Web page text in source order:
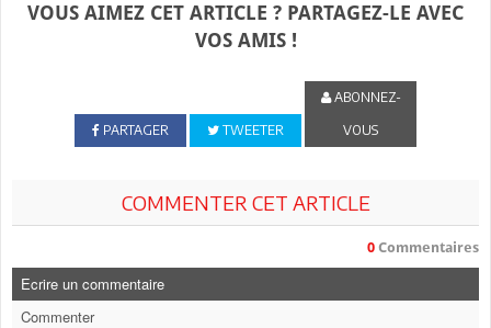
VOUS AIMEZ CET ARTICLE ? PARTAGEZ-LE AVEC
VOS AMIS !
PARTAGER TWEETER
ABONNEZ-
VOUS
COMMENTER CET ARTICLE
0 Commentaires
Ecrire un commentaire
Commenter